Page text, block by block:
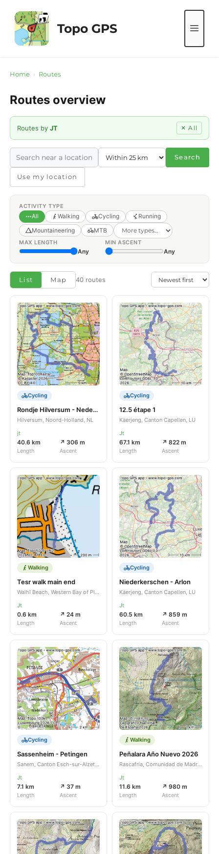
content
Topo GPS
Home › Routes
Routes overview
Routes by JT ✕ All
Search
Use my location
ACTIVITY TYPE
All Walking Cycling
Running
Mountaineering
MTB
MAX LENGTH
Any
MIN ASCENT
Any
List Map 40 routes
Cycling
Rondje Hilversum - Nederhorst Den Berg
Hilversum, Noord-Holland, NL
jt
40.6 km
Length
↗ 306 m
Ascent
Cycling
12.5 étape 1
Käerjeng, Canton Capellen, LU
Jt
67.1 km
Length
↗ 822 m
Ascent
Walking
Tesr walk main end
Waihī Beach, Western Bay of Plenty District, Bay of Plenty, NZ
Jt
0.6 km
Length
↗ 24 m
Ascent
Cycling
Niederkerschen - Arlon
Käerjeng, Canton Capellen, LU
Jt
60.5 km
Length
↗ 859 m
Ascent
Cycling
Sassenheim - Petingen
Sanem, Canton Esch-sur-Alzette, LU
Jt
7.1 km
Length
↗ 37 m
Ascent
Walking
Peñalara Año Nuevo 2026
Rascafría, Comunidad de Madrid, ES
Jt
11.6 km
Length
↗ 980 m
Ascent